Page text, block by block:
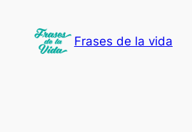
contenido
Frases de la vida